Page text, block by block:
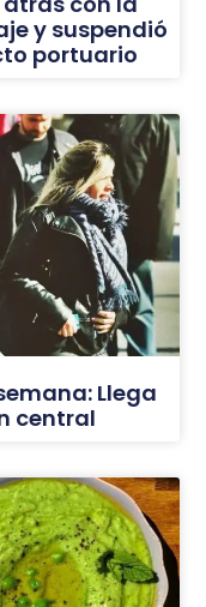
y suspendió
portuario
Llega
central